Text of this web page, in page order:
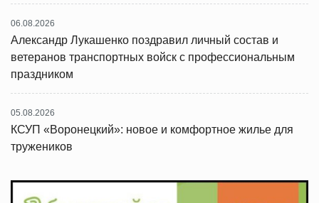
06.08.2026
Александр Лукашенко поздравил личный состав и
ветеранов транспортных войск с профессиональным
праздником
05.08.2026
КСУП «Воронецкий»: новое и комфортное жилье для
тружеников